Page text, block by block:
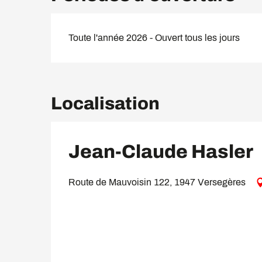
Toute l'année 2026 - Ouvert tous les jours
Localisation
Jean-Claude Hasler
Route de Mauvoisin 122, 1947 Versegères